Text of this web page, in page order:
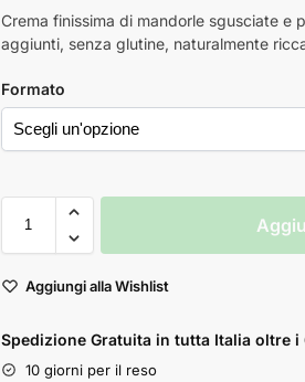
Crema finissima di mandorle sgusciate e
aggiunti, senza glutine, naturalmente
Formato
Aggiungi alla Wishlist
Spedizione Gratuita in tutta Italia oltre i
10 giorni per il reso